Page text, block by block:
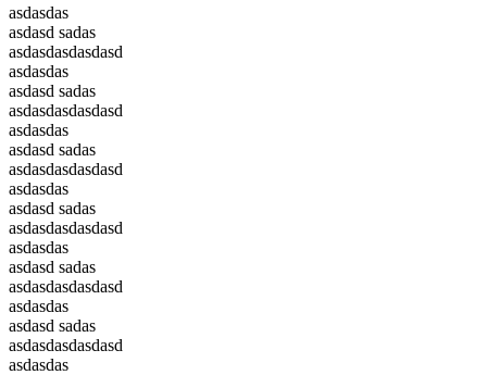
asdasdas
asdasd sadas
asdasdasdasdasd
asdasdas
asdasd sadas
asdasdasdasdasd
asdasdas
asdasd sadas
asdasdasdasdasd
asdasdas
asdasd sadas
asdasdasdasdasd
asdasdas
asdasd sadas
asdasdasdasdasd
asdasdas
asdasd sadas
asdasdasdasdasd
asdasdas